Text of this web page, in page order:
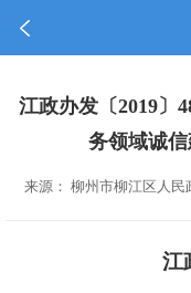
江政办发〔2019〕
务领域诚
来源： 柳州市柳江区人
江